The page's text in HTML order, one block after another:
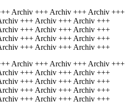
Archiv +++ Archiv +++ Archiv +++
+++ Archiv +++ Archiv +++
+++ Archiv +++ Archiv +++
+++ Archiv +++ Archiv +++
+++ Archiv +++ Archiv +++
Archiv +++ Archiv +++ Archiv +++
+++ Archiv +++ Archiv +++
+++ Archiv +++ Archiv +++
+++ Archiv +++ Archiv +++
+++ Archiv +++ Archiv +++